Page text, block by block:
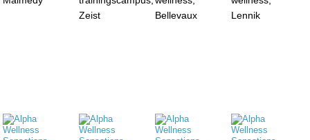
Zeist
Bellevaux
Lennik